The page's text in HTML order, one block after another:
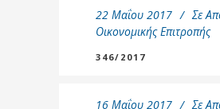
22 Μαΐου 2017 Σε
Οικονομικής Επιτροπής
346/2017
16 Μαΐου 2017 Σε